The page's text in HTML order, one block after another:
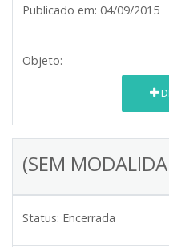
Publicado em: 04/09/2015
Objeto:
(SEM
Status: Encerrada